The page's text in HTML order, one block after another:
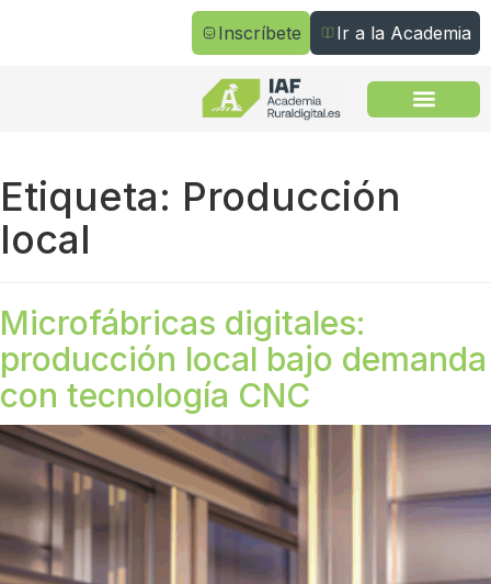
Inscríbete Ir a la Academia
Etiqueta: Producción
local
Microfábricas digitales:
producción local bajo demanda
con tecnología CNC